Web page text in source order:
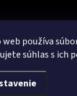
web používa
súhlas s ich